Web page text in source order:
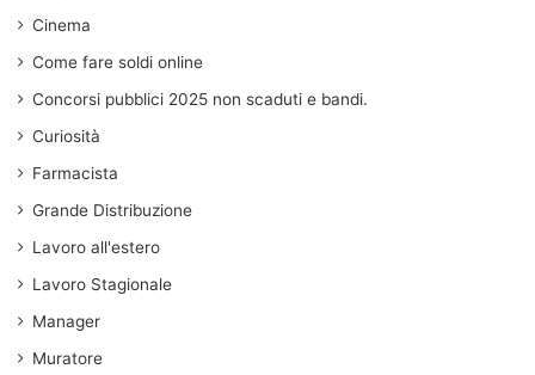
Cinema
Come fare soldi online
Concorsi pubblici 2025 non scaduti e bandi.
Curiosità
Farmacista
Grande Distribuzione
Lavoro all'estero
Lavoro Stagionale
Manager
Muratore